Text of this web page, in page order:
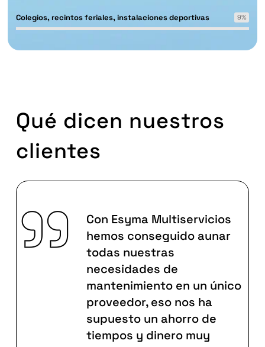
Colegios, recintos feriales, instalaciones deportivas 9%
Qué dicen nuestros
clientes
Con Esyma Multiservicios
hemos conseguido aunar
todas nuestras
necesidades de
mantenimiento en un único
proveedor, eso nos ha
supuesto un ahorro de
tiempos y dinero muy